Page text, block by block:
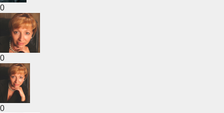
0
0
0